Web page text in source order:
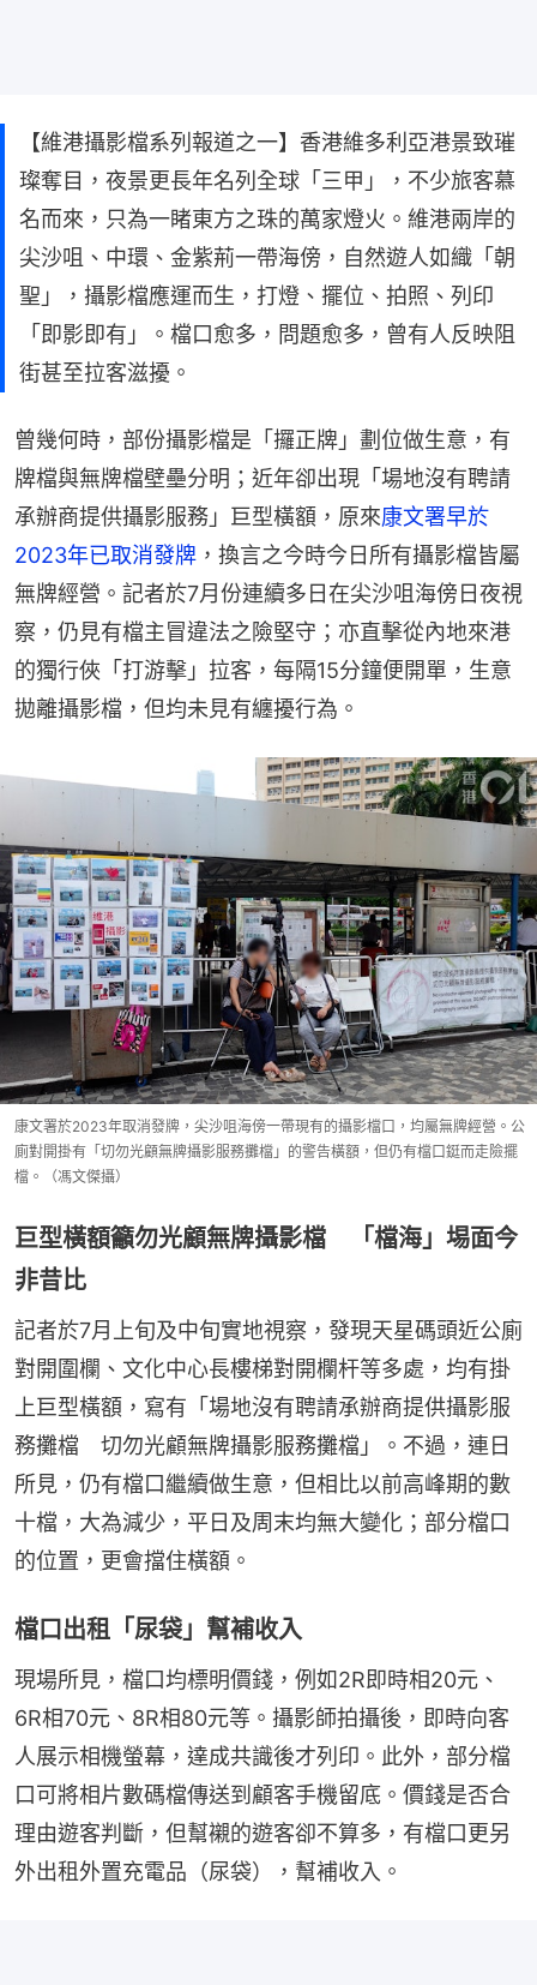
【維港攝影檔系列報道之一】香港維多利亞港景致璀
璨奪目，夜景更長年名列全球「三甲」，不少旅客慕
名而來，只為一睹東方之珠的萬家燈火。維港兩岸的
尖沙咀、中環、金紫荊一帶海傍，自然遊人如織「朝
聖」，攝影檔應運而生，打燈、擺位、拍照、列印
「即影即有」。檔口愈多，問題愈多，曾有人反映阻
街甚至拉客滋擾。
曾幾何時，部份攝影檔是「攞正牌」劃位做生意，有
牌檔與無牌檔壁壘分明；近年卻出現「場地沒有聘請
承辦商提供攝影服務」巨型橫額，原來康文署早於
2023年已取消發牌 ，換言之今時今日所有攝影檔皆屬
無牌經營。記者於7月份連續多日在尖沙咀海傍日夜視
察，仍見有檔主冒違法之險堅守；亦直擊從內地來港
的獨行俠「打游擊」拉客，每隔15分鐘便開單，生意
拋離攝影檔，但均未見有纏擾行為。
康文署於2023年取消發牌，尖沙咀海傍一帶現有的攝影檔口，均屬無牌經營。公
廁對開掛有「切勿光顧無牌攝影服務攤檔」的警告橫額，但仍有檔口鋌而走險擺
檔。（馮文傑攝）
巨型橫額籲勿光顧無牌攝影檔 「檔海」埸面今
非昔比
記者於7月上旬及中旬實地視察，發現天星碼頭近公廁
對開圍欄、文化中心長樓梯對開欄杆等多處，均有掛
上巨型橫額，寫有「場地沒有聘請承辦商提供攝影服
務攤檔　切勿光顧無牌攝影服務攤檔」。不過，連日
所見，仍有檔口繼續做生意，但相比以前高峰期的數
十檔，大為減少，平日及周末均無大變化；部分檔口
的位置，更會擋住橫額。
檔口出租「尿袋」幫補收入
現場所見，檔口均標明價錢，例如2R即時相20元、
6R相70元、8R相80元等。攝影師拍攝後，即時向客
人展示相機螢幕，達成共識後才列印。此外，部分檔
口可將相片數碼檔傳送到顧客手機留底。價錢是否合
理由遊客判斷，但幫襯的遊客卻不算多，有檔口更另
外出租外置充電品（尿袋），幫補收入。